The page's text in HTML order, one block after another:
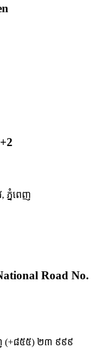
, ភ្នំពេញ
Road No.
ញ (+៨៥៥) ២៣ ៩៩៩